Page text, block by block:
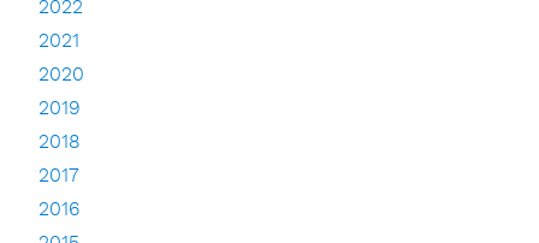
2022
2021
2020
2019
2018
2017
2016